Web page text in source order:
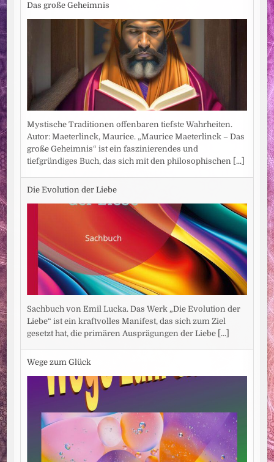
Das große Geheimnis
Mystische Traditionen offenbaren tiefste Wahrheiten.
Autor: Maeterlinck, Maurice. „Maurice Maeterlinck – Das
große Geheimnis“ ist ein faszinierendes und
tiefgründiges Buch, das sich mit den philosophischen
[...]
Die Evolution der Liebe
Sachbuch von Emil Lucka. Das Werk „Die Evolution der
Liebe“ ist ein kraftvolles Manifest, das sich zum Ziel
gesetzt hat, die primären Ausprägungen der Liebe [...]
Wege zum Glück